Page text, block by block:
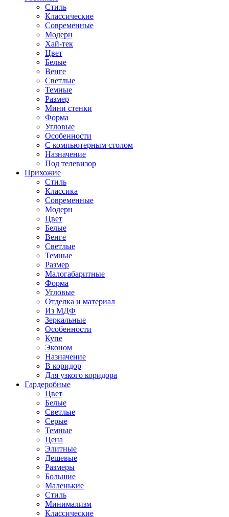
Стиль
Классические
Современные
Модерн
Хай-тек
Цвет
Белые
Венге
Светлые
Темные
Размер
Мини стенки
Форма
Угловые
Особенности
С компьютерным столом
Назначение
Под телевизор
Прихожие
Стиль
Классика
Современные
Модерн
Цвет
Белые
Венге
Светлые
Темные
Размер
Малогабаритные
Форма
Угловые
Отделка и материал
Из МДФ
Зеркальные
Особенности
Купе
Эконом
Назначение
В коридор
Для узкого коридора
Гардеробные
Цвет
Белые
Светлые
Серые
Темные
Цена
Элитные
Дешевые
Размеры
Большие
Маленькие
Стиль
Минимализм
Классические